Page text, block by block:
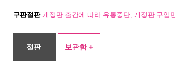
구판절판개정판 출간에 따라 유통중단, 개정판 구입
절판 보관함 +